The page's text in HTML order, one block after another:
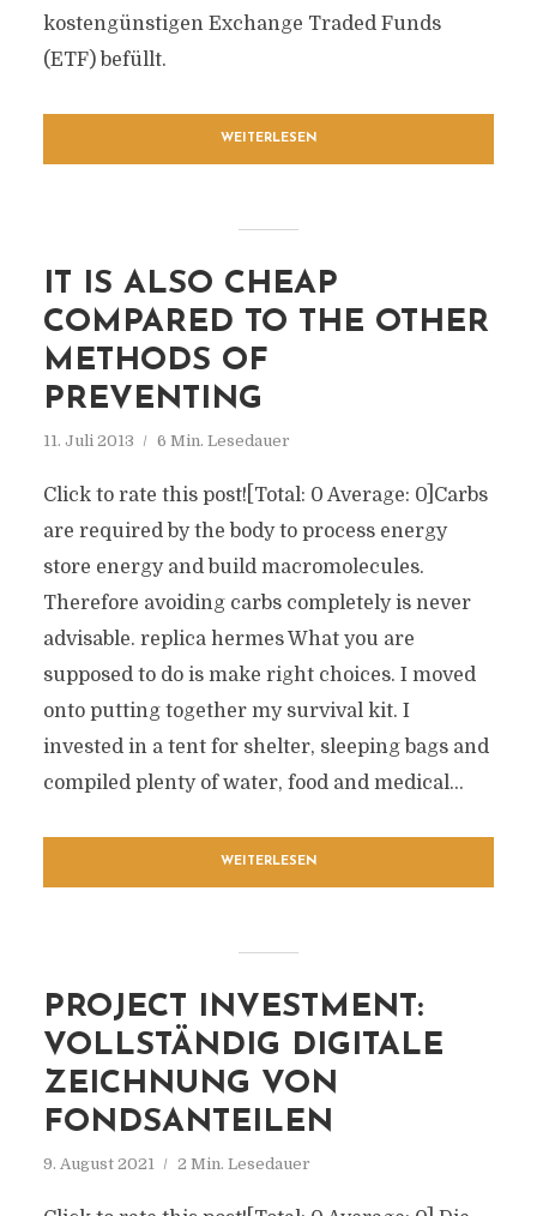
kostengünstigen Exchange Traded Funds
(ETF) befüllt.
WEITERLESEN
IT IS ALSO CHEAP
COMPARED TO THE OTHER
METHODS OF
PREVENTING
11. Juli 2013 6 Min. Lesedauer
Click to rate this post![Total: 0 Average: 0]Carbs
are required by the body to process energy
store energy and build macromolecules.
Therefore avoiding carbs completely is never
advisable. replica hermes What you are
supposed to do is make right choices. I moved
onto putting together my survival kit. I
invested in a tent for shelter, sleeping bags and
compiled plenty of water, food and medical...
WEITERLESEN
PROJECT INVESTMENT:
VOLLSTÄNDIG DIGITALE
ZEICHNUNG VON
FONDSANTEILEN
9. August 2021 2 Min. Lesedauer